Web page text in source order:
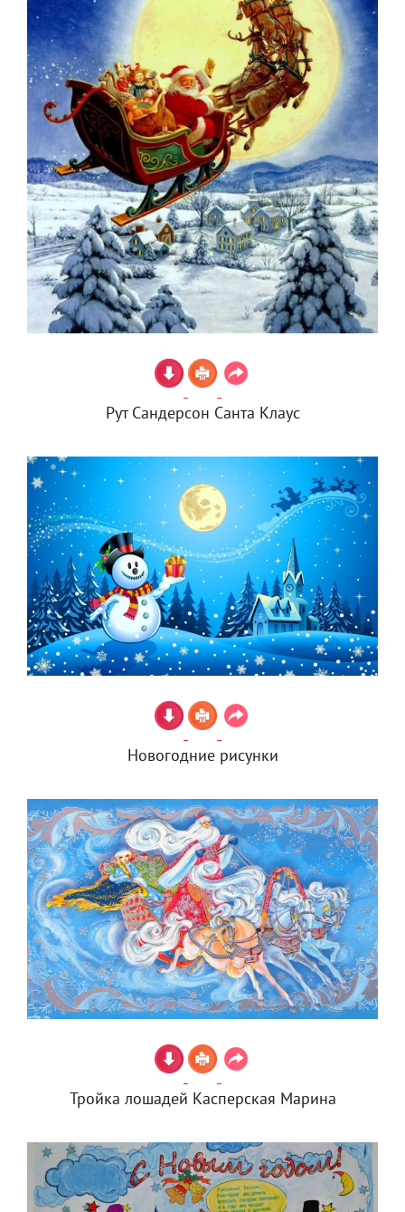
Рут Сандерсон Санта Клаус
Новогодние рисунки
Тройка лошадей Касперская Марина